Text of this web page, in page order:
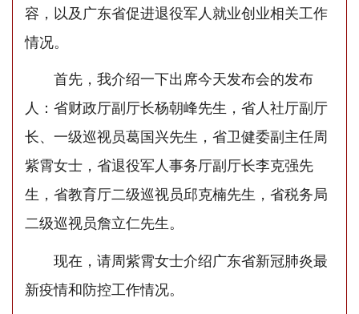
容，以及广东省促进退役军人就业创业相关工作
情况。
首先，我介绍一下出席今天发布会的发布
人：省财政厅副厅长杨朝峰先生，省人社厅副厅
长、一级巡视员葛国兴先生，省卫健委副主任周
紫霄女士，省退役军人事务厅副厅长李克强先
生，省教育厅二级巡视员邱克楠先生，省税务局
二级巡视员詹立仁先生。
现在，请周紫霄女士介绍广东省新冠肺炎最
新疫情和防控工作情况。